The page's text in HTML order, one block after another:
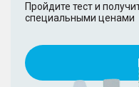
Пройдите тест и
специальными ценами